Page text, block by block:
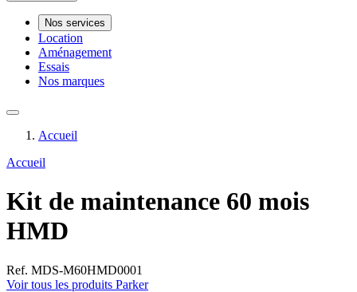
Nos services
Location
Aménagement
Essais
Nos marques
Accueil
Accueil
Kit de maintenance 60 mois
HMD
Ref. MDS-M60HMD0001
Voir tous les produits Parker